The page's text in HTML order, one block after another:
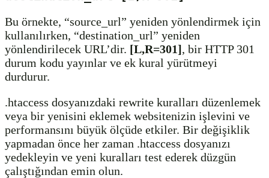
Bu örnekte, “source_url” yeniden yönlendirmek için
kullanılırken, “destination_url” yeniden
yönlendirilecek URL’dir. [L,R=301], bir HTTP 301
durum kodu yayınlar ve ek kural yürütmeyi
durdurur.
.htaccess dosyanızdaki rewrite kuralları düzenlemek
veya bir yenisini eklemek websitenizin işlevini ve
performansını büyük ölçüde etkiler. Bir değişiklik
yapmadan önce her zaman .htaccess dosyanızı
yedekleyin ve yeni kuralları test ederek düzgün
çalıştığından emin olun.